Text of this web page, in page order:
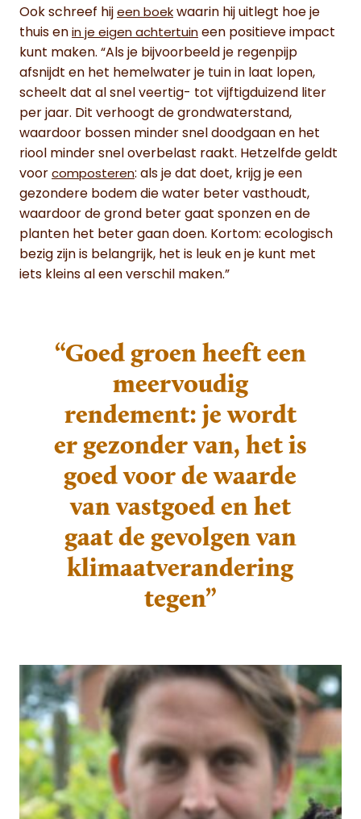
Ook schreef hij een boek waarin hij uitlegt hoe je
thuis en in je eigen achtertuin een positieve impact
kunt maken. “Als je bijvoorbeeld je regenpijp
afsnijdt en het hemelwater je tuin in laat lopen,
scheelt dat al snel veertig- tot vijftigduizend liter
per jaar. Dit verhoogt de grondwaterstand,
waardoor bossen minder snel doodgaan en het
riool minder snel overbelast raakt. Hetzelfde geldt
voor composteren: als je dat doet, krijg je een
gezondere bodem die water beter vasthoudt,
waardoor de grond beter gaat sponzen en de
planten het beter gaan doen. Kortom: ecologisch
bezig zijn is belangrijk, het is leuk en je kunt met
iets kleins al een verschil maken.”
“Goed groen heeft een
meervoudig
rendement: je wordt
er gezonder van, het is
goed voor de waarde
van vastgoed en het
gaat de gevolgen van
klimaatverandering
tegen”